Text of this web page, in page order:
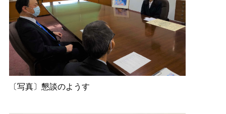
〔写真〕懇談のようす